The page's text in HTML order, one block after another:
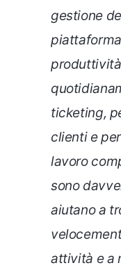
gestione
ticketing,
clienti e
lavoro
sono
aiutano a
attività e a